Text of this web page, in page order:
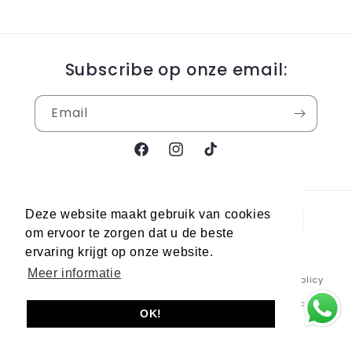
Deze website maakt gebruik van cookies
om ervoor te zorgen dat u de beste
ervaring krijgt op onze website.
Meer informatie
OK!
Subscribe op onze email:
Email
FacebookInstagram
TikTok
Payment
methods
© 2026,Berra Sneakers
Refund policy
Privacy policy
Terms of service
Shipping policy
Contact information
Legal notice